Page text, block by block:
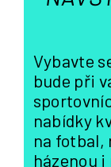
Vybavte
bude při
nabídky
na fotbal,
házenou